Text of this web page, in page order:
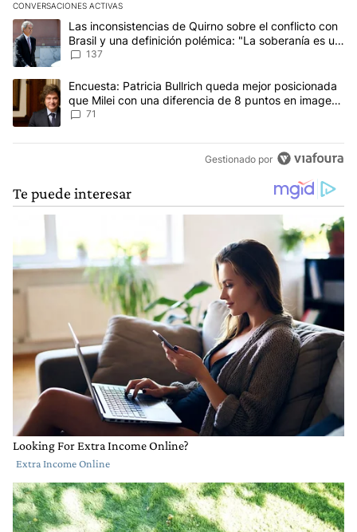
CONVERSACIONES ACTIVAS
Este listado muestra los artículos con más comentarios en los
Un artículo de tendencia con el título "Las inconsistencias de
Las inconsistencias de Quirno sobre el conflicto con
Brasil y una definición polémica: "La soberanía es un
concepto antiguo"
137
Un artículo de tendencia con el título "Encuesta: Patricia
Encuesta: Patricia Bullrich queda mejor posicionada
que Milei con una diferencia de 8 puntos en imagen
negativa
71
Gestionado por